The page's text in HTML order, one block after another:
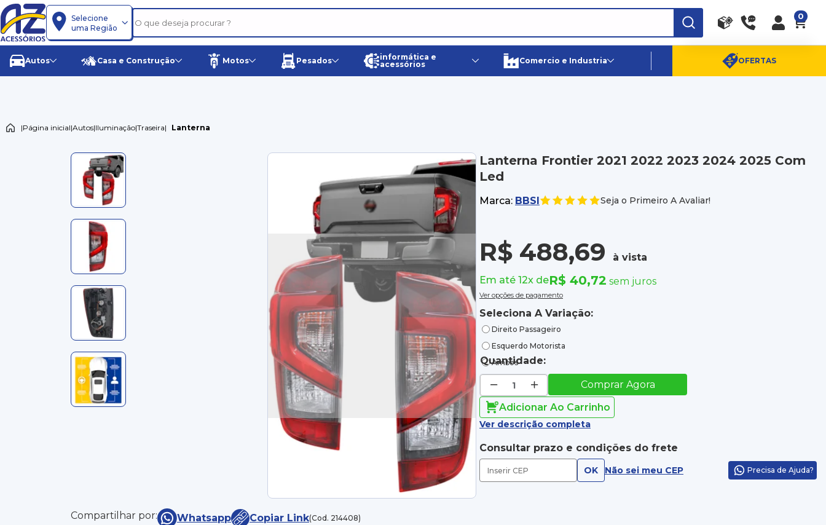
Selecione
uma Região
Canais de Atendimento
(11) 96359-6656
SAC:(11) 4003-0880
0
Autos Casa e Construção Motos Pesados
informática e
acessórios
Comercio e Industria OFERTAS
|Página inicial|Autos|Iluminação|Traseira| Lanterna
Compartilhar por: Whatsapp Copiar Link(Cod. 214408)
Lanterna Frontier 2021 2022 2023 2024 2025 Com
Led
Marca: BBSI Seja o Primeiro A Avaliar!
R$ 488,69
à vista
Em até 12x deR$ 40,72 sem juros
Ver opções de pagamento
Seleciona A Variação:
Direito Passageiro
Esquerdo Motorista
Ambos
Quantidade:
Comprar Agora
Adicionar Ao Carrinho
Ver descrição completa
Consultar prazo e condições do frete
OK Não sei meu CEP Precisa de Ajuda?